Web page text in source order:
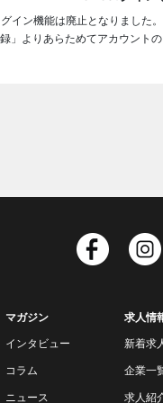
イン機能は廃止となりました
」よりあらためてアカウント
マガジン
インタビュー
コラム
ニュース
求人情
新着求
企業一
求人紹